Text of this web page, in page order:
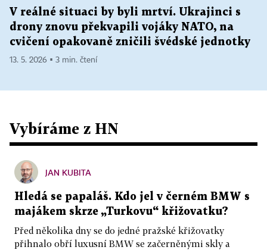
V reálné situaci by byli mrtví. Ukrajinci s
drony znovu překvapili vojáky NATO, na
cvičení opakovaně zničili švédské jednotky
13. 5. 2026 ▪ 3 min. čtení
Vybíráme z HN
JAN KUBITA
Hledá se papaláš. Kdo jel v černém BMW s
majákem skrze „Turkovu“ křižovatku?
Před několika dny se do jedné pražské křižovatky
přihnalo obří luxusní BMW se začerněnými skly a